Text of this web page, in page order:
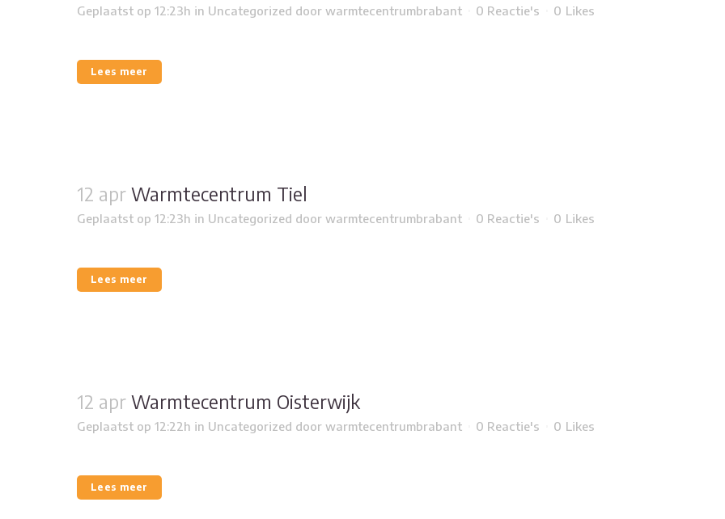
Geplaatst op 12:23h in Uncategorized door warmtecentrumbrabant 0 Reactie's 0 Likes
Lees meer
12 apr Warmtecentrum Tiel
Geplaatst op 12:23h in Uncategorized door warmtecentrumbrabant 0 Reactie's 0 Likes
Lees meer
12 apr Warmtecentrum Oisterwijk
Geplaatst op 12:22h in Uncategorized door warmtecentrumbrabant 0 Reactie's 0 Likes
Lees meer